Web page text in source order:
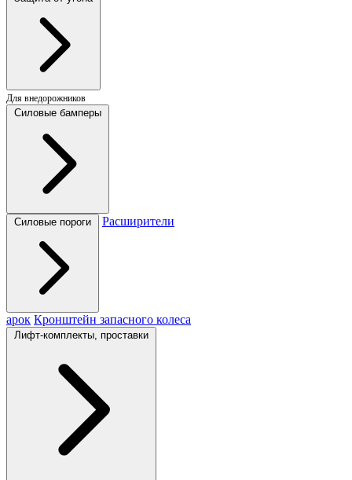
Для внедорожников
Силовые бамперы
Силовые пороги Расширители
арок Кронштейн запасного колеса
Лифт-комплекты, проставки